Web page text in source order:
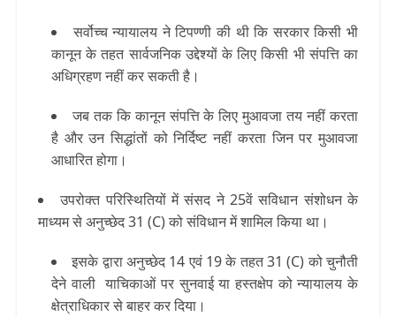
सर्वोच्च न्यायालय ने टिपण्णी की थी कि सरकार किसी भी
कानून के तहत सार्वजनिक उद्देश्यों के लिए किसी भी संपत्ति का
अधिग्रहण नहीं कर सकती है।
जब तक कि कानून संपत्ति के लिए मुआवजा तय नहीं करता
है और उन सिद्धांतों को निर्दिष्ट नहीं करता जिन पर मुआवजा
आधारित होगा।
उपरोक्त परिस्थितियों में संसद ने 25वें सविधान संशोधन के
माध्यम से अनुच्छेद 31 (C) को संविधान में शामिल किया था।
इसके द्वारा अनुच्छेद 14 एवं 19 के तहत 31 (C) को चुनौती
देने वाली याचिकाओं पर सुनवाई या हस्तक्षेप को न्यायालय के
क्षेत्राधिकार से बाहर कर दिया।